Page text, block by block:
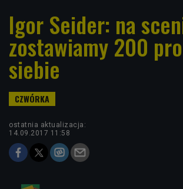
Igor Seider: na
zostawiamy 200
siebie
ostatnia aktualizacja:
14.09.2017 11:58